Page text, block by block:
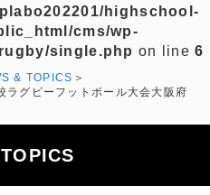
highschool-
cms/wp-
single.php on line6
& TOPICS
ラグビーフットボール大会大阪府